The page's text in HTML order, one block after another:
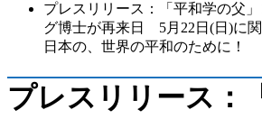
プレスリリース：「平和学の父
グ博士が再来日 5月22日(日)に
日本の、世界の平和のために！
プレスリリース：